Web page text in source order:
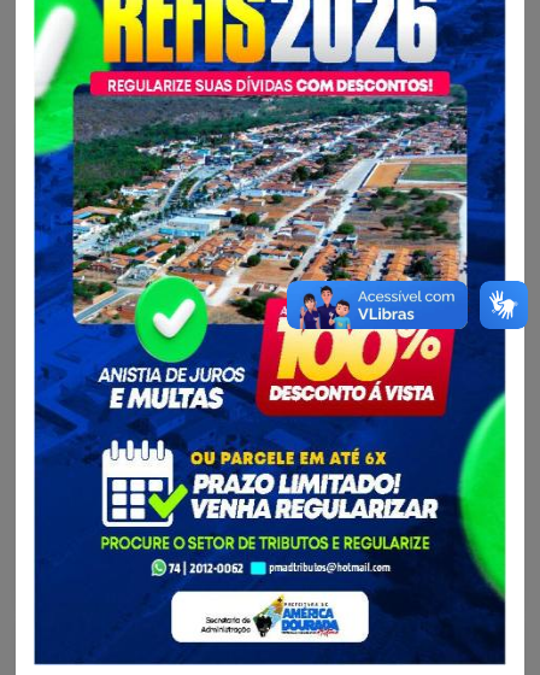
Mais notícias da Secretaria Municipal de Educação -
SEDUC
Educação - SEDUC...
Confraternização para todos os profissionais
vinculados à Secretaria de Educação...
Foi um momento de muita diversão onde reuniu colaboradores
de todo o município para celebrar essa data tão importante.
Continue lendo